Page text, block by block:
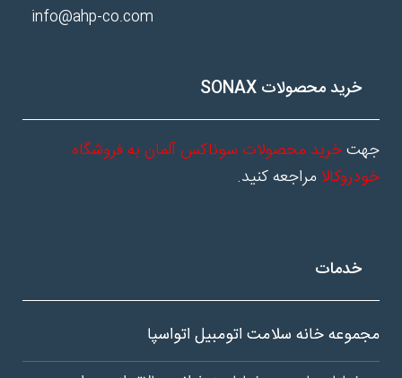
info@ahp-co.com
خرید محصولات SONAX
جهتخرید محصولات سوناکس آلمان به فروشگاه
خودروکالا مراجعه کنید.
خدمات
مجموعه خانه سلامت اتومبیل اتواسپا